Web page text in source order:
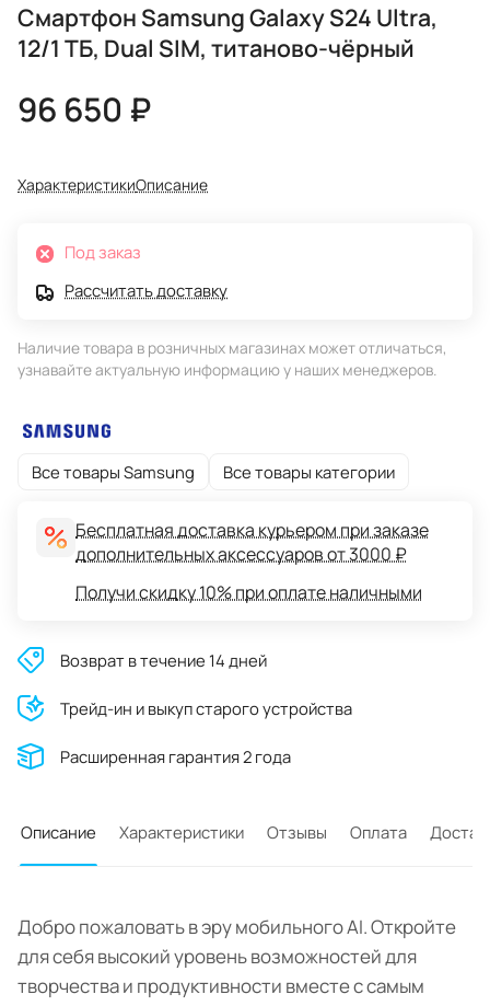
Смартфон Samsung Galaxy S24 Ultra,
12/1 ТБ, Dual SIM, титаново-чёрный
96 650 ₽
ХарактеристикиОписание
Под заказ
Рассчитать доставку
Наличие товара в розничных магазинах может отличаться,
узнавайте актуальную информацию у наших менеджеров.
Все товары Samsung Все товары категории
Бесплатная доставка курьером при заказе
дополнительных аксессуаров от 3000 ₽
Получи скидку 10% при оплате наличными
Возврат в течение 14 дней
Трейд-ин и выкуп старого устройства
Расширенная гарантия 2 года
Описание Характеристики Отзывы Оплата
Добро пожаловать в эру мобильного AI. Откройте
для себя высокий уровень возможностей для
творчества и продуктивности вместе с самым